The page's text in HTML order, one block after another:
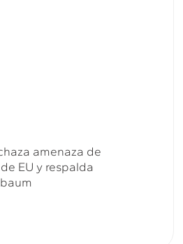
amenaza de
EU y respalda